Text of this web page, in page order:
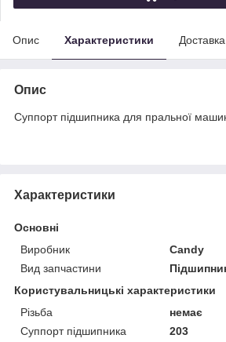
Опис Характеристики Доставка
Опис
Суппорт підшипника для пральної
Характеристики
Основні
Виробник
Candy
Вид запчастини
Користувальницькі характеристики
Різьба
немає
Суппорт підшипника
203